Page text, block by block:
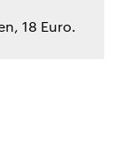
18 Euro.